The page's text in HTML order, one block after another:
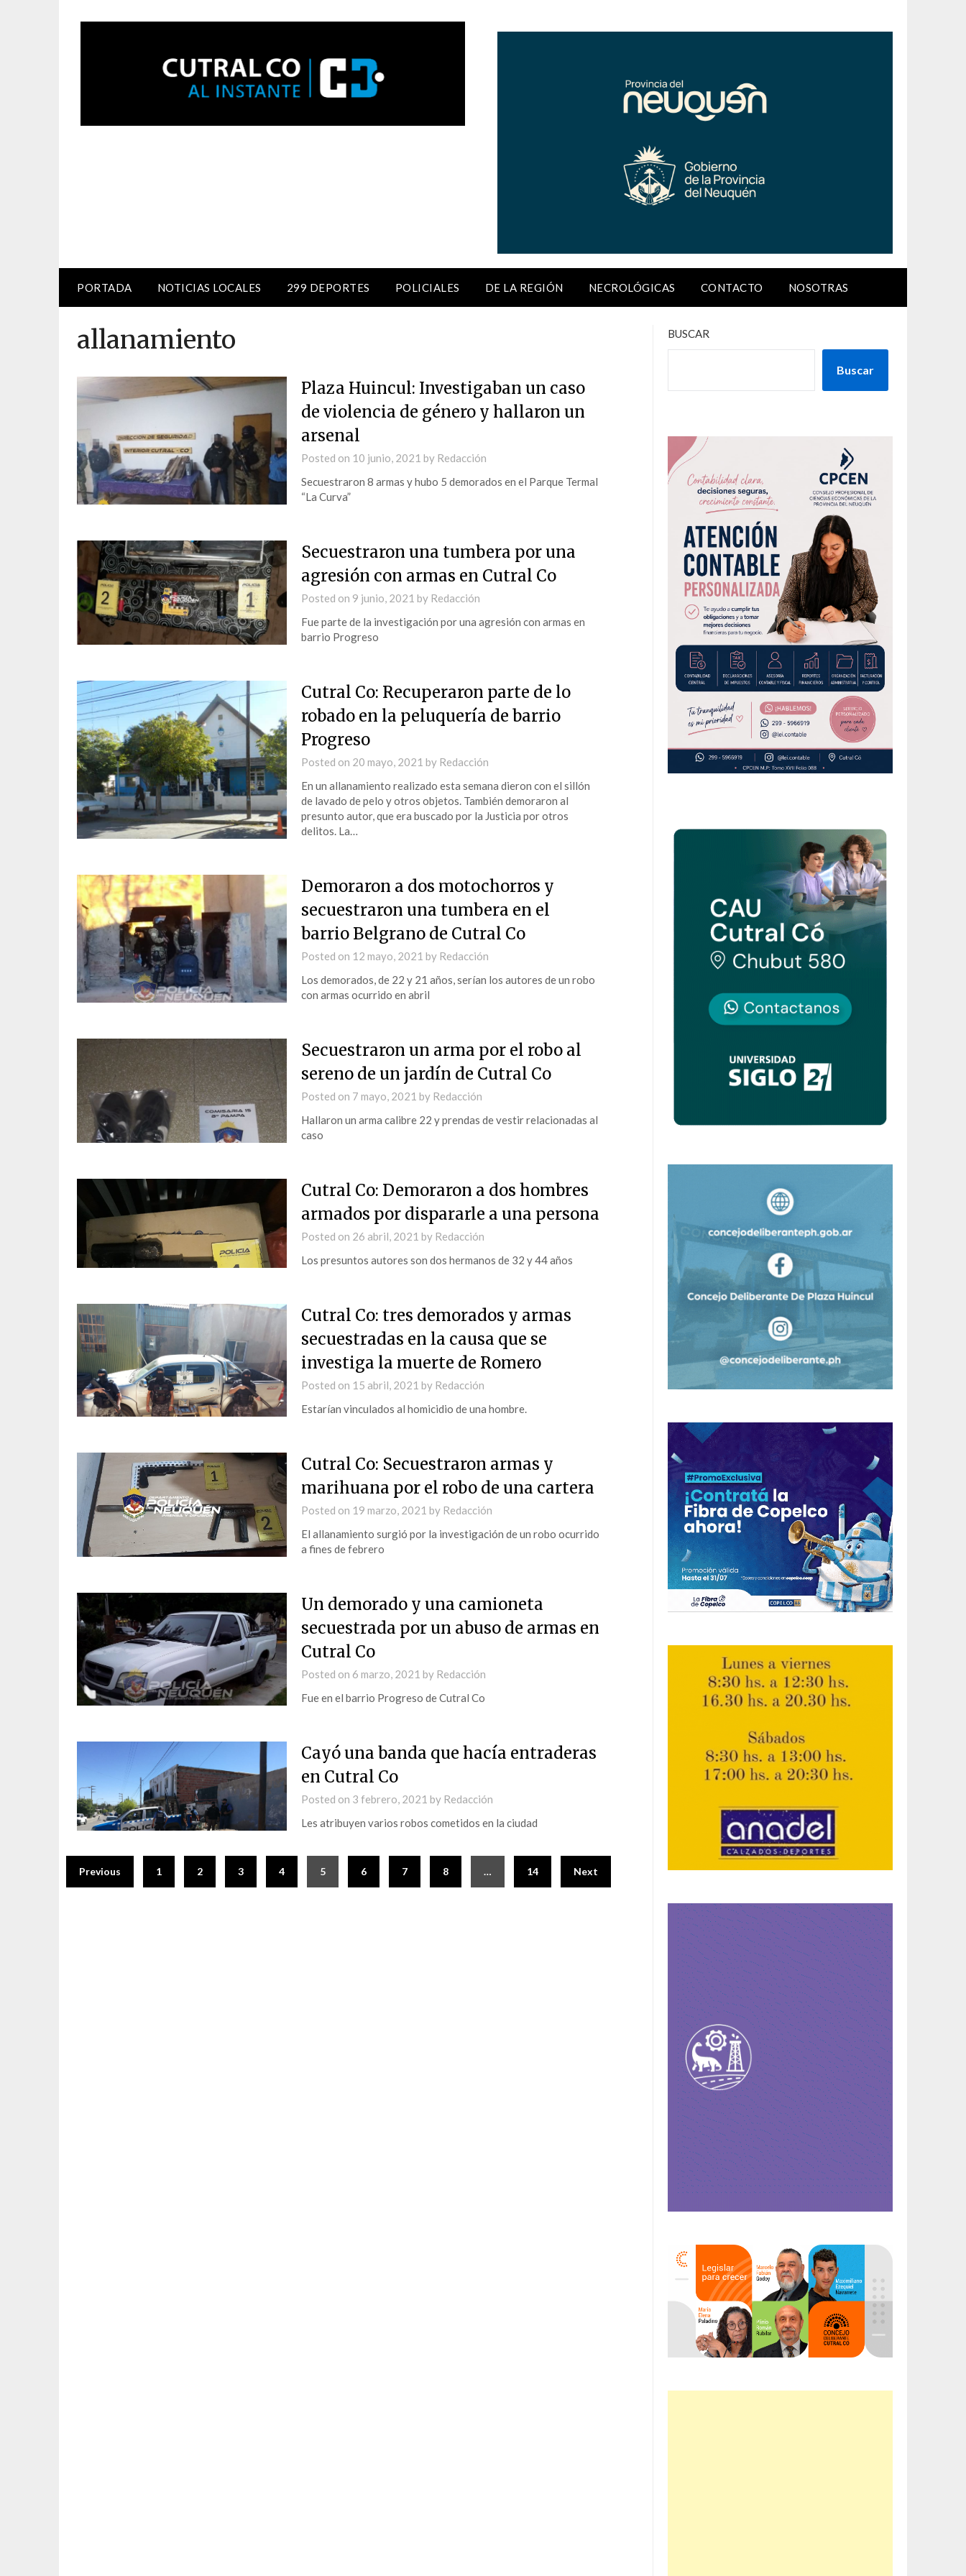
PORTADA NOTICIAS LOCALES 299 DEPORTES POLICIALES DE LA REGIÓN NECROLÓGICAS CONTACTO NOSOTRAS
allanamiento
Plaza Huincul: Investigaban un caso
de violencia de género y hallaron un
arsenal
Posted on 10 junio, 2021 by Redacción
Secuestraron 8 armas y hubo 5 demorados en el Parque Termal
“La Curva”
Secuestraron una tumbera por una
agresión con armas en Cutral Co
Posted on 9 junio, 2021 by Redacción
Fue parte de la investigación por una agresión con armas en
barrio Progreso
Cutral Co: Recuperaron parte de lo
robado en la peluquería de barrio
Progreso
Posted on 20 mayo, 2021 by Redacción
En un allanamiento realizado esta semana dieron con el sillón
de lavado de pelo y otros objetos. También demoraron al
presunto autor, que era buscado por la Justicia por otros
delitos. La…
Demoraron a dos motochorros y
secuestraron una tumbera en el
barrio Belgrano de Cutral Co
Posted on 12 mayo, 2021 by Redacción
Los demorados, de 22 y 21 años, serían los autores de un robo
con armas ocurrido en abril
Secuestraron un arma por el robo al
sereno de un jardín de Cutral Co
Posted on 7 mayo, 2021 by Redacción
Hallaron un arma calibre 22 y prendas de vestir relacionadas al
caso
Cutral Co: Demoraron a dos hombres
armados por dispararle a una persona
Posted on 26 abril, 2021 by Redacción
Los presuntos autores son dos hermanos de 32 y 44 años
Cutral Co: tres demorados y armas
secuestradas en la causa que se
investiga la muerte de Romero
Posted on 15 abril, 2021 by Redacción
Estarían vinculados al homicidio de una hombre.
Cutral Co: Secuestraron armas y
marihuana por el robo de una cartera
Posted on 19 marzo, 2021 by Redacción
El allanamiento surgió por la investigación de un robo ocurrido
a fines de febrero
Un demorado y una camioneta
secuestrada por un abuso de armas en
Cutral Co
Posted on 6 marzo, 2021 by Redacción
Fue en el barrio Progreso de Cutral Co
Cayó una banda que hacía entraderas
en Cutral Co
Posted on 3 febrero, 2021 by Redacción
Les atribuyen varios robos cometidos en la ciudad
Previous 1 2 3 4 5 6 7 8 … 14 Next
BUSCAR
Buscar